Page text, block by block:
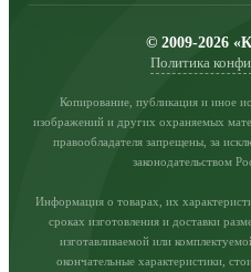
© 2009-2026
Политика
Копирование, публикация и иное
изображений и других охраняемых
правообладателя запрещены, за
законодательством
Информация о товарах, их
сроках изготовления и доставки
изготавливаемой или
окончательные характеристики,